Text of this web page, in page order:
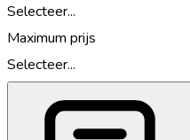
Selecteer...
Maximum prijs
Selecteer...